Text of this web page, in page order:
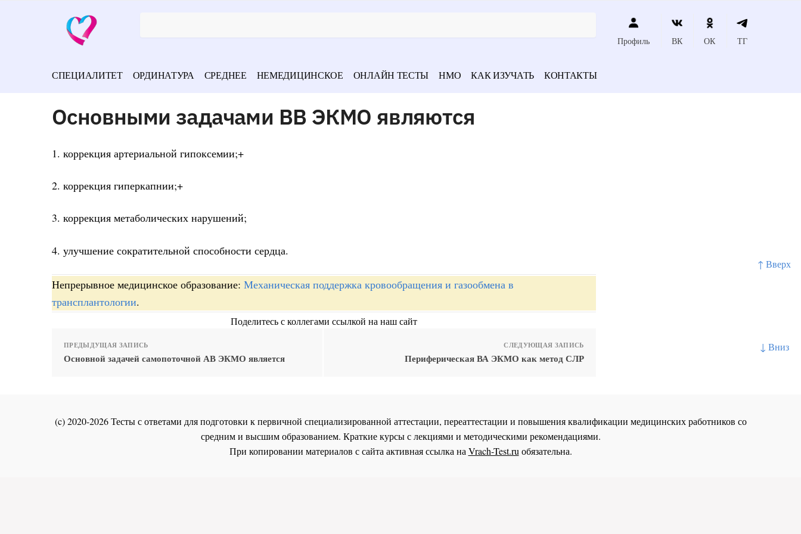
↑ Вверх
↓ Вниз
Профиль ВК ОК ТГ
СПЕЦИАЛИТЕТ ОРДИНАТУРА СРЕДНЕЕ НЕМЕДИЦИНСКОЕ ОНЛАЙН ТЕСТЫ НМО КАК ИЗУЧАТЬ КОНТАКТЫ
Основными задачами ВВ ЭКМО являются
1. коррекция артериальной гипоксемии;+
2. коррекция гиперкапнии;+
3. коррекция метаболических нарушений;
4. улучшение сократительной способности сердца.
Непрерывное медицинское образование: Механическая поддержка кровообращения и газообмена в
трансплантологии.
Поделитесь с коллегами ссылкой на наш сайт
ПРЕДЫДУЩАЯ ЗАПИСЬ
Основной задачей самопоточной АВ ЭКМО является
СЛЕДУЮЩАЯ ЗАПИСЬ
Периферическая ВА ЭКМО как метод СЛР
(c) 2020-2026 Тесты с ответами для подготовки к первичной специализированной аттестации, переаттестации и повышения квалификации медицинских работников со
средним и высшим образованием. Краткие курсы с лекциями и методическими рекомендациями.
При копировании материалов с сайта активная ссылка наVrach-Test.ruобязательна.